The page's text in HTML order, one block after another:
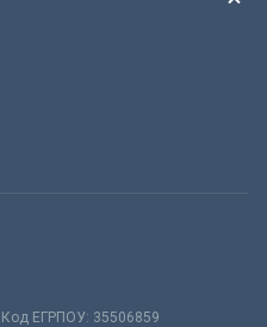
ЕГРПОУ: 35506859